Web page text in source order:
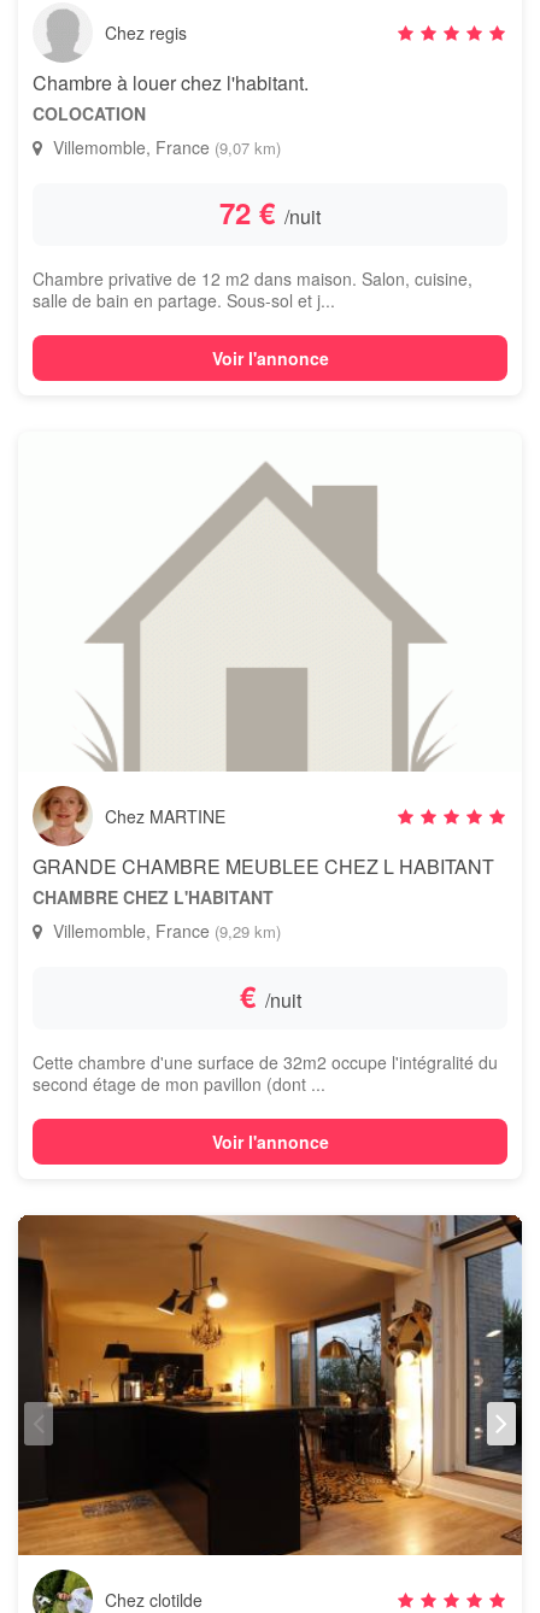
Chez regis
Chambre à louer chez l'habitant.
COLOCATION
Villemomble, France (9,07 km)
72 € /nuit
Chambre privative de 12 m2 dans maison. Salon, cuisine,
salle de bain en partage. Sous-sol et j...
Voir l'annonce
Chez MARTINE
GRANDE CHAMBRE MEUBLEE CHEZ L HABITANT
CHAMBRE CHEZ L'HABITANT
Villemomble, France (9,29 km)
€ /nuit
Cette chambre d'une surface de 32m2 occupe l'intégralité du
second étage de mon pavillon (dont ...
Voir l'annonce
Chez clotilde